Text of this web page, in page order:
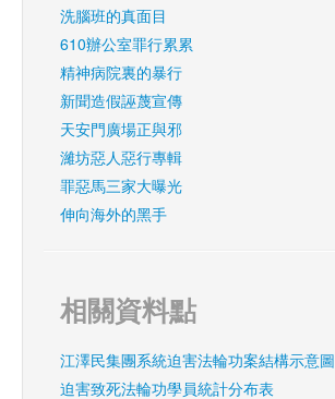
洗腦班的真面目
610辦公室罪行累累
精神病院裏的暴行
新聞造假誣蔑宣傳
天安門廣場正與邪
濰坊惡人惡行專輯
罪惡馬三家大曝光
伸向海外的黑手
相關資料點
江澤民集團系統迫害法輪功案結構示意圖
迫害致死法輪功學員統計分布表